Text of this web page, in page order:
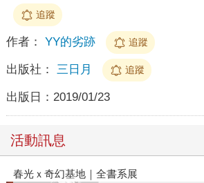
追蹤
作者： YY的劣跡 追蹤
出版社： 三日月 追蹤
出版日： 2019/01/23
活動訊息
春光ｘ奇幻基地｜全書系展